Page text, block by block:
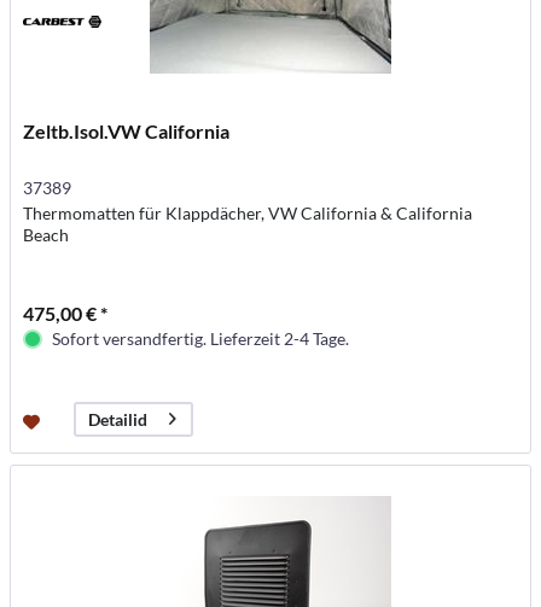
Zeltb.Isol.VW California
37389
Thermomatten für Klappdächer, VW California & California
Beach
475,00 € *
Sofort versandfertig. Lieferzeit 2-4 Tage.
Detailid